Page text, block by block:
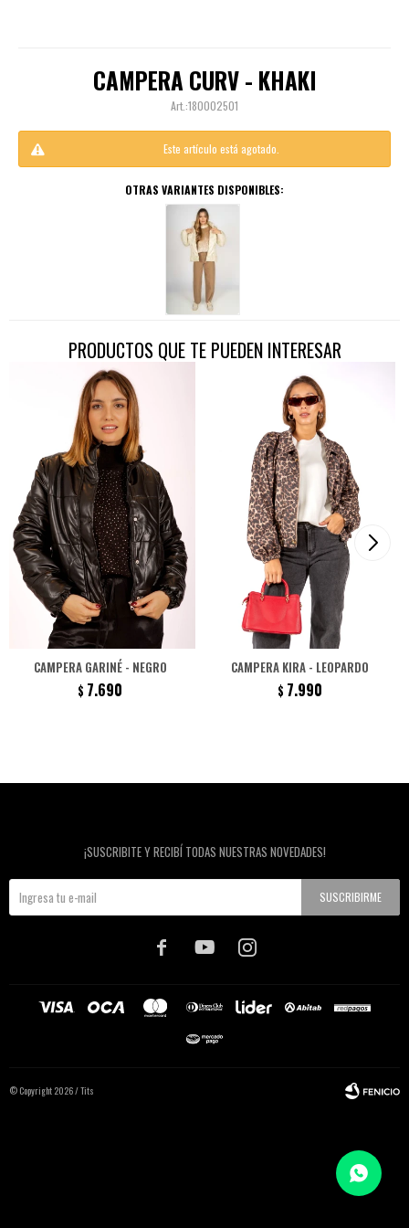
CAMPERA CURV - KHAKI
180002501
Este artículo está agotado.
OTRAS VARIANTES DISPONIBLES:
PRODUCTOS QUE TE PUEDEN INTERESAR
CAMPERA GARINÉ - NEGRO
$ 7.690
CAMPERA KIRA - LEOPARDO
$ 7.990
¡SUSCRIBITE Y RECIBÍ TODAS NUESTRAS NOVEDADES!
SUSCRIBIRME
  
© Copyright 2026 / Tits